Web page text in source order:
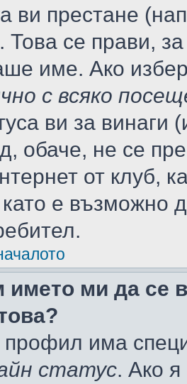
ви престане
се прави,
име. Ако
с всяко
ви за винаги
обаче, не се
от клуб,
е възможно
името ми да се
има
статус. Ако